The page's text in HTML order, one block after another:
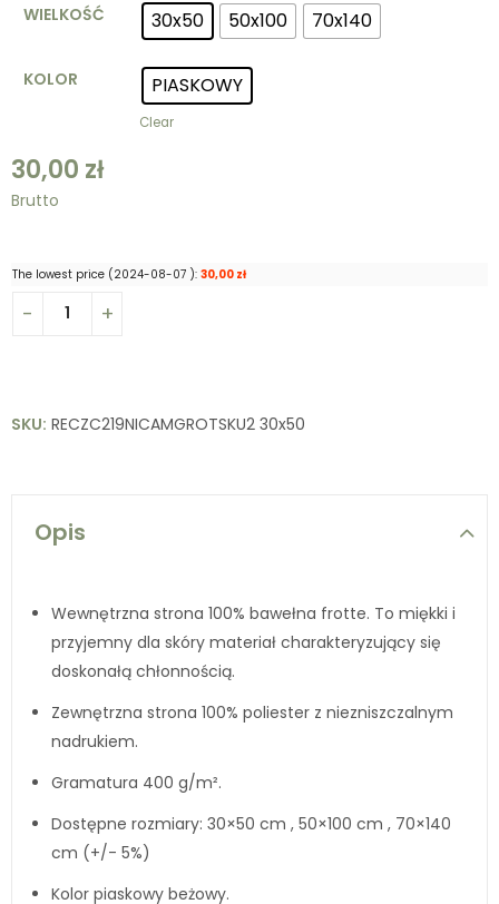
WIELKOŚĆ 30x50 50x100 70x140
KOLOR PIASKOWY
Clear
30,00 zł
Brutto
The lowest price (2024-08-07 ): 30,00 zł
SKU: RECZC219NICAMGROTSKU2 30x50
Opis
Wewnętrzna strona 100% bawełna frotte. To miękki i
przyjemny dla skóry materiał charakteryzujący się
doskonałą chłonnością.
Zewnętrzna strona 100% poliester z niezniszczalnym
nadrukiem.
Gramatura 400 g/m².
Dostępne rozmiary: 30×50 cm , 50×100 cm , 70×140
cm (+/- 5%)
Kolor piaskowy beżowy.